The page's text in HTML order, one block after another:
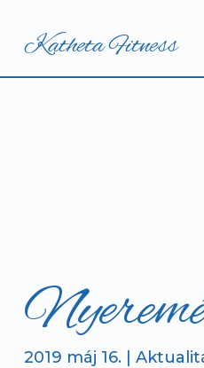
Katheta Fitness
2019 máj 16.|